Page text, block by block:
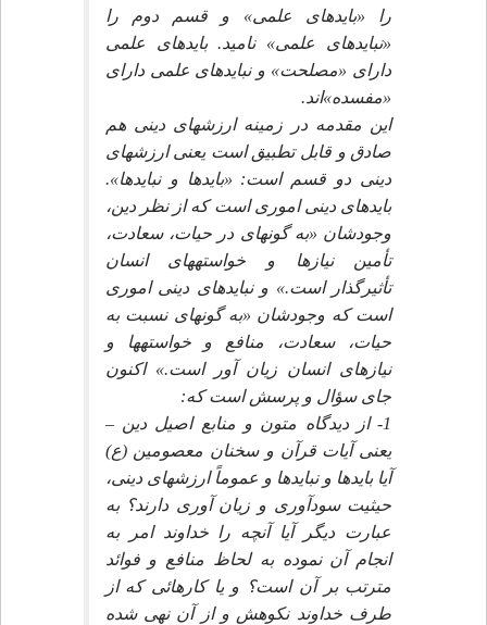
را «بايدهاى علمى» و قسم دوم را
«نبايدهاى علمى» ناميد. بايدهاى علمى
داراى «مصلحت» و نبايدهاى علمى داراى
«مفسده»اند.
اين مقدمه در زمينه ارزشهاى دينى هم
صادق و قابل تطبيق است يعنى ارزشهاى
دينى دو قسم است: «بايدها و نبايدها».
بايدهاى دينى امورى است كه از نظر دين،
وجودشان «به گونه‏اى در حيات، سعادت،
تأمين نيازها و خواسته‏هاى انسان
تأثيرگذار است.» و نبايدهاى دينى امورى
است كه وجودشان «به گونه‏اى نسبت به
حيات، سعادت، منافع و خواسته‏ها و
نيازهاى انسان زيان آور است.» اكنون
جاى سؤال و پرسش است كه:
1- از ديدگاه متون و منابع اصيل دين –
يعنى آيات قرآن و سخنان معصومين (ع)
آيا بايدها و نبايدها و عموماً ارزشهاى دينى،
حيثيت سودآورى و زيان آورى دارند؟ به
عبارت ديگر آيا آنچه را خداوند امر به
انجام آن نموده به لحاظ منافع و فوائد
مترتب بر آن است؟ و يا كارهائى كه از
طرف خداوند نكوهش و از آن نهى شده